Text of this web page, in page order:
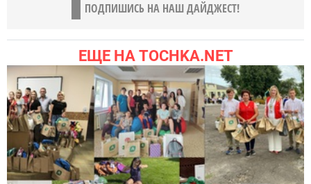
ПОДПИШИСЬ НА НАШ ДАЙДЖЕСТ!
ЕЩЕ НА TOCHKA.NET